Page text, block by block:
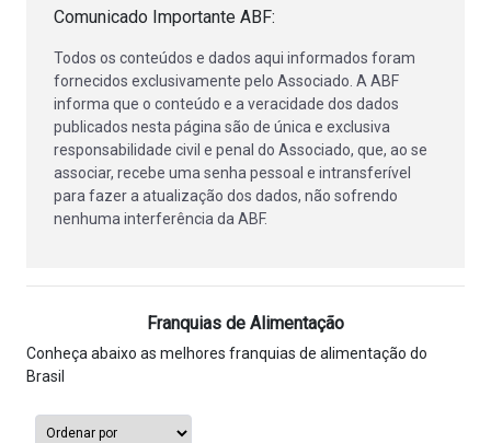
Comunicado Importante ABF:
Todos os conteúdos e dados aqui informados foram
fornecidos exclusivamente pelo Associado. A ABF
informa que o conteúdo e a veracidade dos dados
publicados nesta página são de única e exclusiva
responsabilidade civil e penal do Associado, que, ao se
associar, recebe uma senha pessoal e intransferível
para fazer a atualização dos dados, não sofrendo
nenhuma interferência da ABF.
Franquias de Alimentação
Conheça abaixo as melhores franquias de alimentação do
Brasil